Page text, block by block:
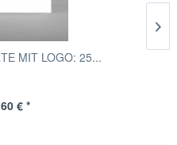
MIT LOGO: 25...
€ *